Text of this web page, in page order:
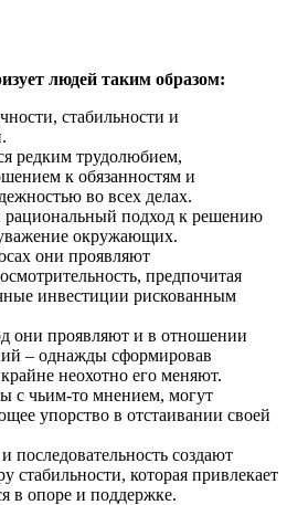
людей таким образом:
стабильности и
редким трудолюбием,
к обязанностям и
во всех делах.
подход к решению
окружающих.
они проявляют
предпочитая
инвестиции рискованным
они проявляют и в отношении
– однажды сформировав
неохотно его меняют.
с чьим-то мнением, могут
упорство в отстаивании своей
последовательность создают
стабильности, которая привлекает
в опоре и поддержке.